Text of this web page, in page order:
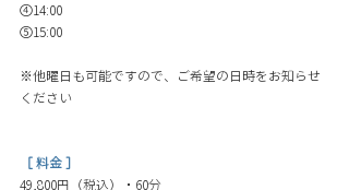
④14:00
⑤15:00
※他曜日も可能ですので、ご希望の日時をお知らせ
ください
［ 料金 ］
49,800円（税込）・60分